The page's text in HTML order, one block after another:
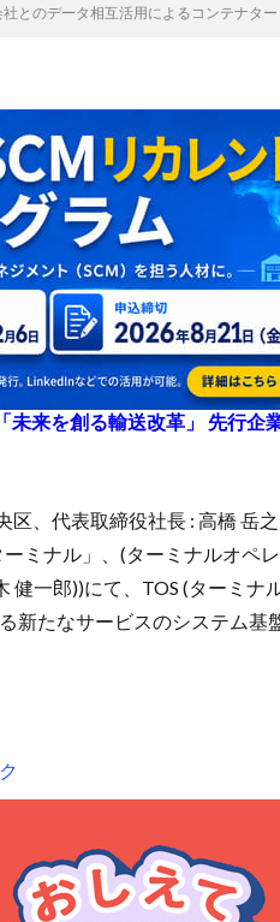
社とのデータ相互活用によるコンテナタ
未来を創る輸送改革」 先行企
、代表取締役社長 : 高橋 岳
ミナル」、(ターミナルオペ
健一郎))にて、TOS (ターミナ
新たなサービスのシステム基